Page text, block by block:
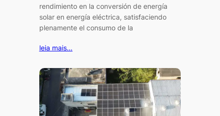
rendimiento en la conversión de energía
solar en energía eléctrica, satisfaciendo
plenamente el consumo de la
leia mais…